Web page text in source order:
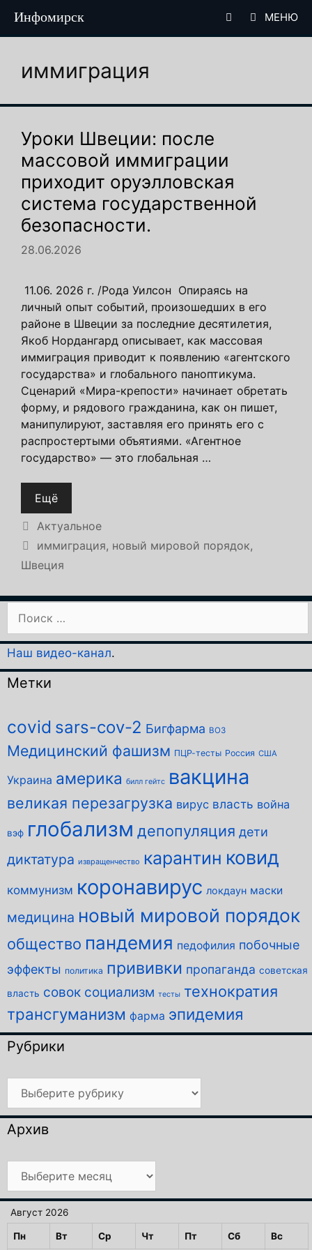
содержимому
Инфомирск МЕНЮ
иммиграция
Уроки Швеции: после
массовой иммиграции
приходит оруэлловская
система государственной
безопасности.
28.06.2026
11.06. 2026 г. /Рода Уилсон ​ Опираясь на
личный опыт событий, произошедших в его
районе в Швеции за последние десятилетия,
Якоб Нордангард описывает, как массовая
иммиграция приводит к появлению «агентского
государства» и глобального паноптикума.
Сценарий «Мира-крепости» начинает обретать
форму, и рядового гражданина, как он пишет,
манипулируют, заставляя его принять его с
распростертыми объятиями. «Агентное
государство» — это глобальная …
Ещё
Рубрики
Актуальное
Метки
иммиграция, новый мировой порядок,
Швеция
Наш видео-канал.
Метки
covid sars-cov-2 Бигфарма ВОЗ
Медицинский фашизм ПЦР-тесты Россия США
Украина америка билл гейтс вакцина
великая перезагрузка вирус власть война
вэф глобализм депопуляция дети
диктатура извращенчество карантин ковид
коммунизм коронавирус локдаун маски
медицина новый мировой порядок
общество пандемия педофилия побочные
эффекты политика прививки пропаганда советская
власть совок социализм тесты технократия
трансгуманизм фарма эпидемия
Рубрики
Рубрики
Архив
Архив
Август 2026
Пн Вт Ср Чт Пт Сб Вс